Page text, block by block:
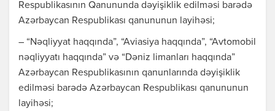
Respublikasının Qanununda dəyişiklik edilməsi barədə
Azərbaycan Respublikası qanununun layihəsi;
– “Nəqliyyat haqqında”, “Aviasiya haqqında”, “Avtomobil
nəqliyyatı haqqında” və “Dəniz limanları haqqında”
Azərbaycan Respublikasının qanunlarında dəyişiklik
edilməsi barədə Azərbaycan Respublikası qanununun
layihəsi;